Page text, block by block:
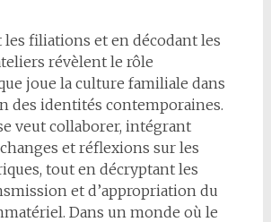
filiations et en décodant les
révèlent le rôle
joue la culture familiale dans
des identités contemporaines.
veut collaborer, intégrant
et réflexions sur les
tout en décryptant les
et d’appropriation du
Dans un monde où le